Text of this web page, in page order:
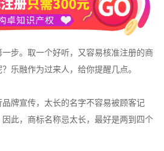
步。取一个好听，又容易核准注册的商
乐融作为过来人，给你提醒几点。
牌宣传，太长的名字不容易被顾客记
此，商标名称忌太长，最好是两到四个